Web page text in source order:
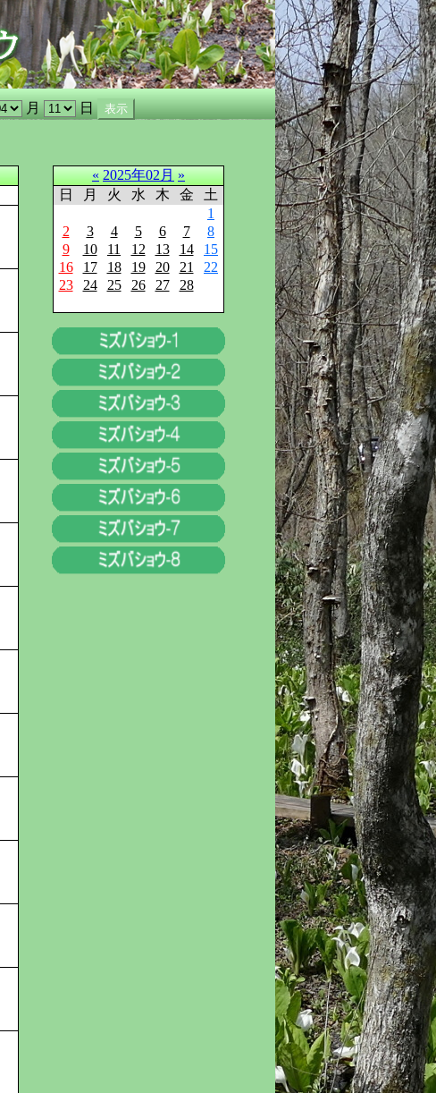
月 日
« 2025年02月 »
日
月 火 水 木 金
土
1
2
3 4 5 6 7
8
9
10 11 12 13 14
15
16
17 18 19 20 21
22
23
24 25 26 27 28